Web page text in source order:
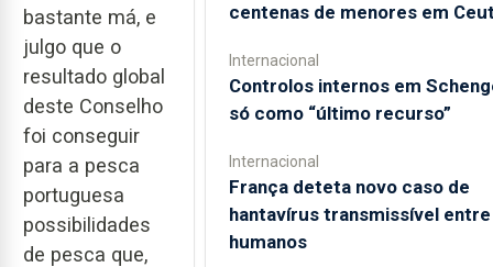
bastante má, e
julgo que o
resultado global
deste Conselho
foi conseguir
para a pesca
portuguesa
possibilidades
de pesca que,
centenas de menores em
Internacional
Controlos internos em
só como “último recurso”
Internacional
França deteta novo caso de
hantavírus transmissível entre
humanos